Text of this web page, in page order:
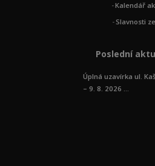
Kalendář
Slavnosti
Poslední
Úplná uzavírka ul.
– 9. 8. 2026 ...